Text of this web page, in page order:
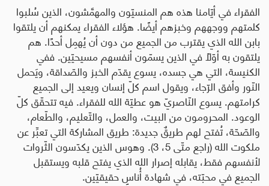
الفقراء في أيّامنا هذه هم المنسيّون والمهمَّشون، الذين سُلبوا
كلمتهم ووجههم وخبزهم أيضًا. هؤلاء الفقراء يمكنهم أن يلتقوا
بابن الله الذي يقترب من الجميع من دون أن يُهمِل أحدًا. هم
يلتقون به أوّلًا في الذين يسمّون أنفسهم مسيحيّين. ففي
الكنيسة، التي هي جسده، يسوع يقدّم الخبز والصّداقة، ويَحمل
النّور وأفق الرّجاء، ويقول اسم كلّ إنسان ويعيد إلى الجميع
كرامتهم. يسوع النّاصريّ هو عطيّة الله للفقراء. فيه تتحقّق كلّ
الوعود. المحرومون من البيت، والعمل، والتّعليم، والطّعام،
والصّحّة، تُفتح لهم طريقٌ جديدة: طريق المشاركة التي تعبِّر عن
ملكوت الله (راجع متّى 5، 3). وهوس الذين يكدّسون الثّروات
لأنفسهم فقط، يقابله إصرار الله الذي يفتح قلبه ويستقبل
الجميع في محبّته، في شهادة أُناسٍ حقيقيّين.